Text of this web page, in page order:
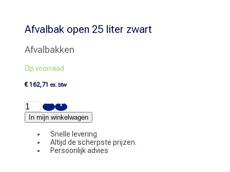
Afvalbak open 25 liter zwart
Afvalbakken
Op voorraad
€162,71 ex. btw
Afvalbak
open
25
liter
zwart
aantal
In mijn winkelwagen
Snelle levering
Altijd de scherpste prijzen.
Persoonlijk advies